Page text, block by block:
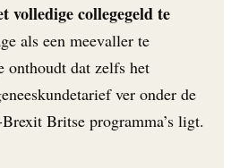
volledige collegegeld te
als een meevaller te
onthoudt dat zelfs het
ver onder de
Britse programma’s ligt.